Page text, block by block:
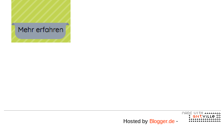
Hosted by Blogger.de -